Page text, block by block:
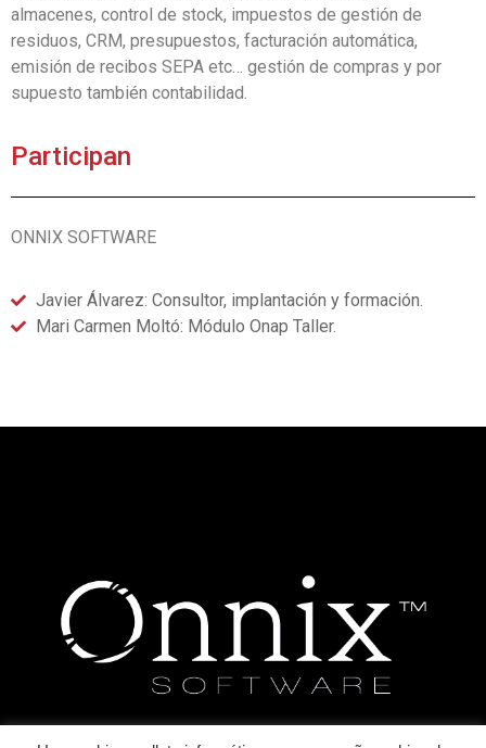
almacenes, control de stock, impuestos de gestión de
residuos, CRM, presupuestos, facturación automática,
emisión de recibos SEPA etc… gestión de compras y por
supuesto también contabilidad.
Participan
ONNIX SOFTWARE
Javier Álvarez: Consultor, implantación y formación.
Mari Carmen Moltó: Módulo Onap Taller.